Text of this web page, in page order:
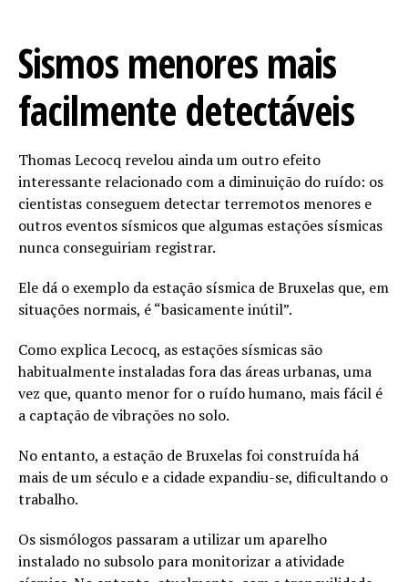
Sismos menores mais
facilmente detectáveis
Thomas Lecocq revelou ainda um outro efeito
interessante relacionado com a diminuição do ruído: os
cientistas conseguem detectar terremotos menores e
outros eventos sísmicos que algumas estações sísmicas
nunca conseguiriam registrar.
Ele dá o exemplo da estação sísmica de Bruxelas que, em
situações normais, é “basicamente inútil”.
Como explica Lecocq, as estações sísmicas são
habitualmente instaladas fora das áreas urbanas, uma
vez que, quanto menor for o ruído humano, mais fácil é
a captação de vibrações no solo.
No entanto, a estação de Bruxelas foi construída há
mais de um século e a cidade expandiu-se, dificultando o
trabalho.
Os sismólogos passaram a utilizar um aparelho
instalado no subsolo para monitorizar a atividade